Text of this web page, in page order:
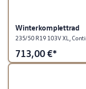
Winterkomplettrad
713,00€*